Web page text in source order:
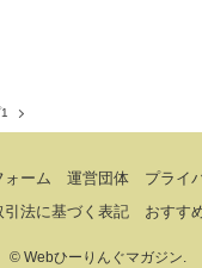
ォーム 運営団体
プライ
引法に基づく表記
おすす
© Webひーりんぐマガジン.